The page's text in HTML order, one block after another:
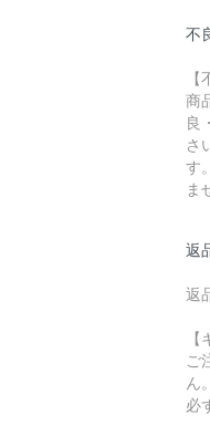
不
商
良
さ
す
ま
返
返
ご
ん
必